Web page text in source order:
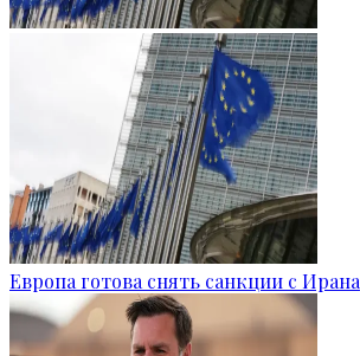
Европа готова снять санкции с Ирана